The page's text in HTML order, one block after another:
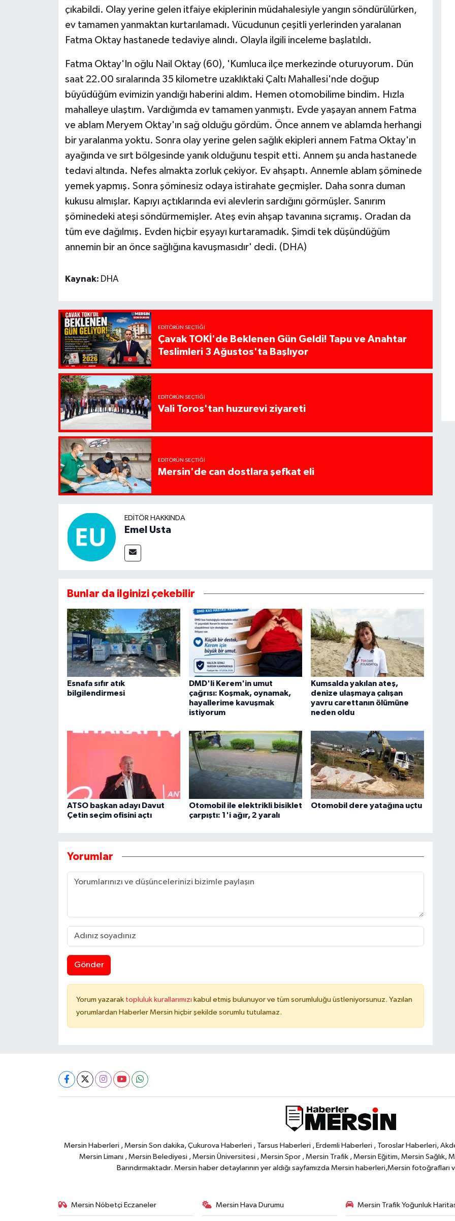
çıkabildi. Olay yerine gelen itfaiye ekiplerinin müdahalesiyle yangın söndürülürken,
ev tamamen yanmaktan kurtarılamadı. Vücudunun çeşitli yerlerinden yaralanan
Fatma Oktay hastanede tedaviye alındı. Olayla ilgili inceleme başlatıldı.
Fatma Oktay'In oğlu Nail Oktay (60), 'Kumluca ilçe merkezinde oturuyorum. Dün
saat 22.00 sıralarında 35 kilometre uzaklıktaki Çaltı Mahallesi'nde doğup
büyüdüğüm evimizin yandığı haberini aldım. Hemen otomobilime bindim. Hızla
mahalleye ulaştım. Vardığımda ev tamamen yanmıştı. Evde yaşayan annem Fatma
ve ablam Meryem Oktay'ın sağ olduğu gördüm. Önce annem ve ablamda herhangi
bir yaralanma yoktu. Sonra olay yerine gelen sağlık ekipleri annem Fatma Oktay'ın
ayağında ve sırt bölgesinde yanık olduğunu tespit etti. Annem şu anda hastanede
tedavi altında. Nefes almakta zorluk çekiyor. Ev ahşaptı. Annemle ablam şöminede
yemek yapmış. Sonra şöminesiz odaya istirahate geçmişler. Daha sonra duman
kukusu almışlar. Kapıyı açtıklarında evi alevlerin sardığını görmüşler. Sanırım
şöminedeki ateşi söndürmemişler. Ateş evin ahşap tavanına sıçramış. Oradan da
tüm eve dağılmış. Evden hiçbir eşyayı kurtaramadık. Şimdi tek düşündüğüm
annemin bir an önce sağlığına kavuşmasıdır' dedi. (DHA)
Kaynak: DHA
EDITÖRÜN SEÇTIĞI
Çavak TOKİ'de Beklenen Gün Geldi! Tapu ve Anahtar
Teslimleri 3 Ağustos'ta Başlıyor
EDITÖRÜN SEÇTIĞI
Vali Toros'tan huzurevi ziyareti
EDITÖRÜN SEÇTIĞI
Mersin'de can dostlara şefkat eli
EDITÖR HAKKINDA
Emel Usta
Bunlar da ilginizi çekebilir
Esnafa sıfır atık
bilgilendirmesi
DMD'li Kerem'in umut
çağrısı: Koşmak, oynamak,
hayallerime kavuşmak
istiyorum
Kumsalda yakılan ateş,
denize ulaşmaya çalışan
yavru carettanın ölümüne
neden oldu
ATSO başkan adayı Davut
Çetin seçim ofisini açtı
Otomobil ile elektrikli bisiklet
çarpıştı: 1'i ağır, 2 yaralı
Otomobil dere yatağına uçtu
Yorumlar
Gönder
Yorum yazarak topluluk kurallarımızı kabul etmiş bulunuyor ve tüm sorumluluğu üstleniyorsunuz. Yazılan
yorumlardan Haberler Mersin hiçbir şekilde sorumlu tutulamaz.
Mersin Haberleri , Mersin Son dakika, Çukurova Haberleri , Tarsus Haberleri , Erdemli Haberleri , Toroslar Haberleri,
Mersin Limanı , Mersin Belediyesi , Mersin Üniversitesi , Mersin Spor , Mersin Trafik , Mersin Eğitim, Mersin Sağlık,
Barındırmaktadır. Mersin haber detaylarının yer aldığı sayfamızda Mersin haberleri,Mersin fotoğrafları
Mersin Nöbetçi Eczaneler Mersin Hava Durumu Mersin Trafik Yoğunluk